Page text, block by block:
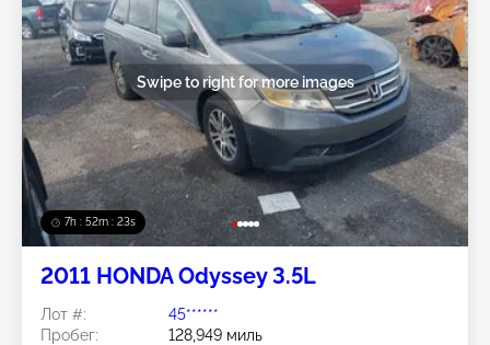
7h : 52m : 20s
Swipe to right for more images
2011 HONDA Odyssey 3.5L
Лот #:
45******
Пробег:
128,949 миль